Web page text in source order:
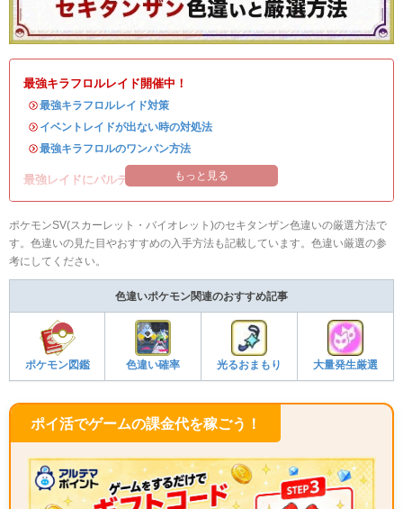
最強キラフロルレイド開催中！
・最強キラフロルレイド対策
・ イベントレイドが出ない時の対処法
・最強キラフロルのワンパン方法
最強レイドにパルデアの強力なポケモンが登場！
もっと見る
ポケモンSV(スカーレット・バイオレット)のセキタンザン色違いの厳選方法で
す。色違いの見た目やおすすめの入手方法も記載しています。色違い厳選の参
考にしてください。
色違いポケモン関連のおすすめ記事
ポケモン図鑑 色違い確率 光るおまもり 大量発生厳選
ポイ活でゲームの課金代を稼ごう！